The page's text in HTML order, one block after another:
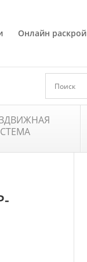
Онлайн раскрой